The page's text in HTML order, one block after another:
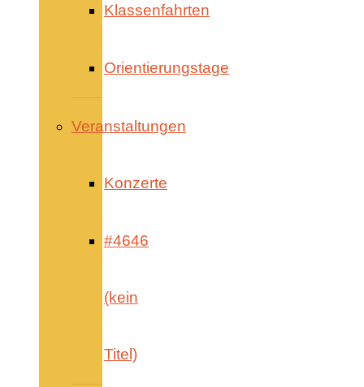
Klassenfahrten
Orientierungstage
Veranstaltungen
Konzerte
#4646
(kein
Titel)